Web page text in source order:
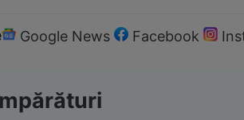
Google News Facebook